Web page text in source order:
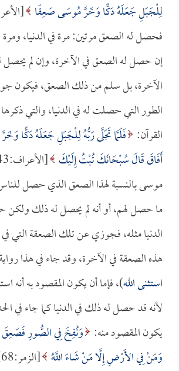
لِلْجَبَلِ جَعَلَهُ دَكًّا وَخَرَّ مُوسَى صَعِقًا
فحصل له الصعق مرتين: مرة في الدنيا، ومرة
إن حصل له الصعق في الآخرة، وإن لم
الآخرة، بل سلم من ذلك الصعق، فيكون
الطور التي حصلت له في الدنيا، والتي
القرآن: فَلَمَّا تَجَلَّى رَبُّهُ لِلْجَبَلِ جَعَلَهُ دَكًّا
أَفَاقَ قَالَ سُبْحَانَكَ تُبْتُ إِلَيْكَ
موسى بالنسبة لهذا الصعق الذي حصل
ما حصل لهم، أو أنه لم يحصل له ذلك
الدنيا مثله، فجوزي عن تلك الصعقة التي في
هذه الصعقة في الآخرة، وقد جاء في هذا
استثنى الله)، فإما أن يكون المقصود به أنه
لأنه قد حصل له ذلك في الدنيا كما جاء في
يكون المقصود منه: وَنُفِخَ فِي الصُّورِ
وَمَنْ فِي الأَرْضِ إِلَّا مَنْ شَاءَ اللَّهُ